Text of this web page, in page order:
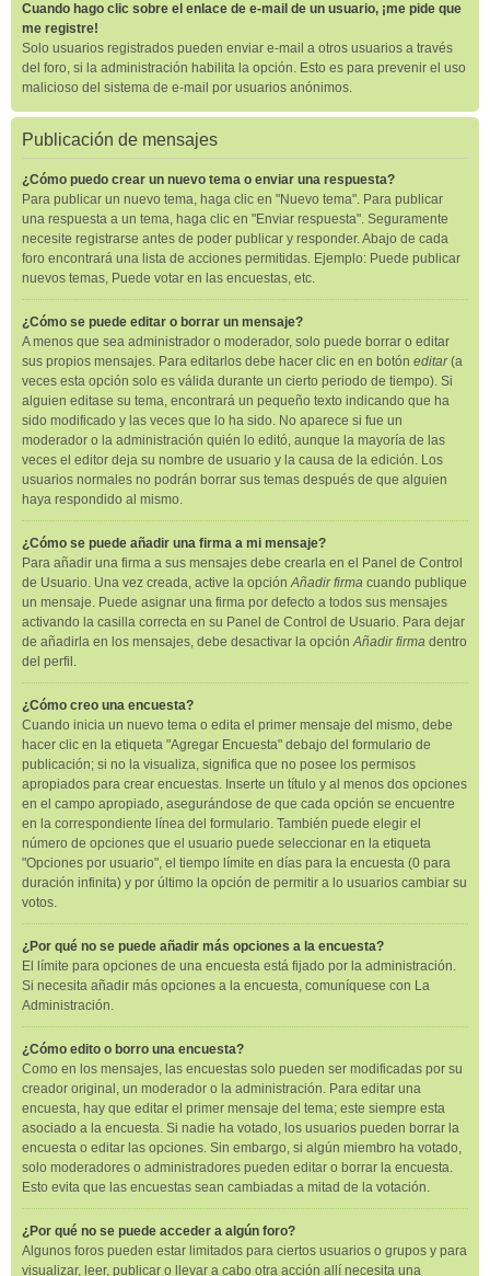
Cuando hago clic sobre el enlace de e-mail de un usuario, ¡me pide que
me registre!
Solo usuarios registrados pueden enviar e-mail a otros usuarios a través
del foro, si la administración habilita la opción. Esto es para prevenir el uso
malicioso del sistema de e-mail por usuarios anónimos.
Publicación de mensajes
¿Cómo puedo crear un nuevo tema o enviar una respuesta?
Para publicar un nuevo tema, haga clic en "Nuevo tema". Para publicar
una respuesta a un tema, haga clic en "Enviar respuesta". Seguramente
necesite registrarse antes de poder publicar y responder. Abajo de cada
foro encontrará una lista de acciones permitidas. Ejemplo: Puede publicar
nuevos temas, Puede votar en las encuestas, etc.
¿Cómo se puede editar o borrar un mensaje?
A menos que sea administrador o moderador, solo puede borrar o editar
sus propios mensajes. Para editarlos debe hacer clic en en botón editar(a
veces esta opción solo es válida durante un cierto periodo de tiempo). Si
alguien editase su tema, encontrará un pequeño texto indicando que ha
sido modificado y las veces que lo ha sido. No aparece si fue un
moderador o la administración quién lo editó, aunque la mayoría de las
veces el editor deja su nombre de usuario y la causa de la edición. Los
usuarios normales no podrán borrar sus temas después de que alguien
haya respondido al mismo.
¿Cómo se puede añadir una firma a mi mensaje?
Para añadir una firma a sus mensajes debe crearla en el Panel de Control
de Usuario. Una vez creada, active la opciónAñadir firma cuando publique
un mensaje. Puede asignar una firma por defecto a todos sus mensajes
activando la casilla correcta en su Panel de Control de Usuario. Para dejar
de añadirla en los mensajes, debe desactivar la opciónAñadir firma dentro
del perfil.
¿Cómo creo una encuesta?
Cuando inicia un nuevo tema o edita el primer mensaje del mismo, debe
hacer clic en la etiqueta "Agregar Encuesta" debajo del formulario de
publicación; si no la visualiza, significa que no posee los permisos
apropiados para crear encuestas. Inserte un título y al menos dos opciones
en el campo apropiado, asegurándose de que cada opción se encuentre
en la correspondiente línea del formulario. También puede elegir el
número de opciones que el usuario puede seleccionar en la etiqueta
"Opciones por usuario", el tiempo límite en días para la encuesta (0 para
duración infinita) y por último la opción de permitir a lo usuarios cambiar su
votos.
¿Por qué no se puede añadir más opciones a la encuesta?
El límite para opciones de una encuesta está fijado por la administración.
Si necesita añadir más opciones a la encuesta, comuníquese con La
Administración.
¿Cómo edito o borro una encuesta?
Como en los mensajes, las encuestas solo pueden ser modificadas por su
creador original, un moderador o la administración. Para editar una
encuesta, hay que editar el primer mensaje del tema; este siempre esta
asociado a la encuesta. Si nadie ha votado, los usuarios pueden borrar la
encuesta o editar las opciones. Sin embargo, si algún miembro ha votado,
solo moderadores o administradores pueden editar o borrar la encuesta.
Esto evita que las encuestas sean cambiadas a mitad de la votación.
¿Por qué no se puede acceder a algún foro?
Algunos foros pueden estar limitados para ciertos usuarios o grupos y para
visualizar, leer, publicar o llevar a cabo otra acción allí necesita una